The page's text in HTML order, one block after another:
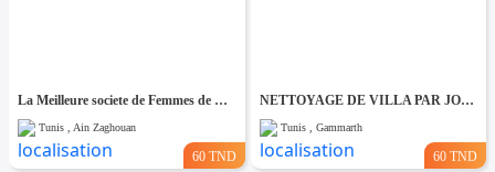
La Meilleure societe de Femmes de Ménage A Ain zaghouane
Tunis , Ain Zaghouan
60 TND
NETTOYAGE DE VILLA PAR JOUR A Gammarth
Tunis , Gammarth
60 TND